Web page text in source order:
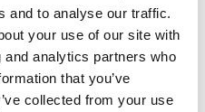
and to analyse our traffic.
your use of our site with
analytics partners who
that you’ve
collected from your use